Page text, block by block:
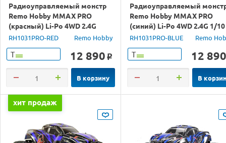
Радиоуправляемый монстр
Remo Hobby MMAX PRO
(красный) Li-Po 4WD 2.4G
1/10 RTR
RH1031PRO-RED Remo Hobby
Т 12 890 o
В корзину
Радиоуправляемый
Remo Hobby MMAX PRO
(синий) Li-Po 4WD 2.4G 1/10
RTR
RH1031PRO-BLUE Remo
Т 12 890
В
хит продаж